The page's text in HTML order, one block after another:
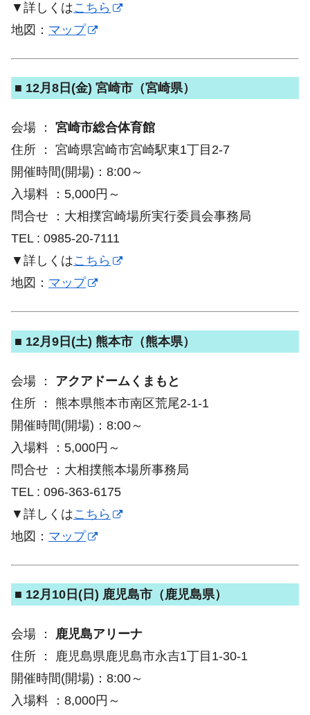
▼詳しくはこちら
地図： マップ
■ 12月8日(金) 宮崎市（宮崎県）
会場 ： 宮崎市総合体育館
住所 ： 宮崎県宮崎市宮崎駅東1丁目2-7
開催時間(開場)：8:00～
入場料 ：5,000円～
問合せ ：大相撲宮崎場所実行委員会事務局
TEL : 0985-20-7111
▼詳しくはこちら
地図： マップ
■ 12月9日(土) 熊本市（熊本県）
会場 ： アクアドームくまもと
住所 ： 熊本県熊本市南区荒尾2-1-1
開催時間(開場)：8:00～
入場料 ：5,000円～
問合せ ：大相撲熊本場所事務局
TEL : 096-363-6175
▼詳しくはこちら
地図： マップ
■ 12月10日(日) 鹿児島市（鹿児島県）
会場 ： 鹿児島アリーナ
住所 ： 鹿児島県鹿児島市永吉1丁目1-30-1
開催時間(開場)：8:00～
入場料 ：8,000円～